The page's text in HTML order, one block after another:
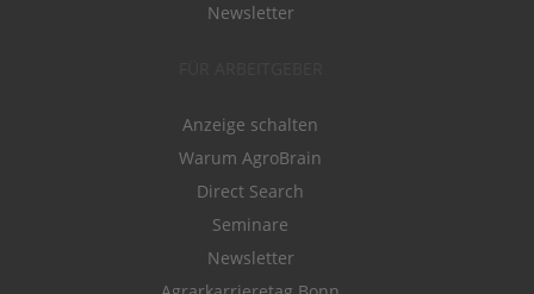
Newsletter
Anzeige schalten
Warum AgroBrain
Direct Search
Seminare
Newsletter